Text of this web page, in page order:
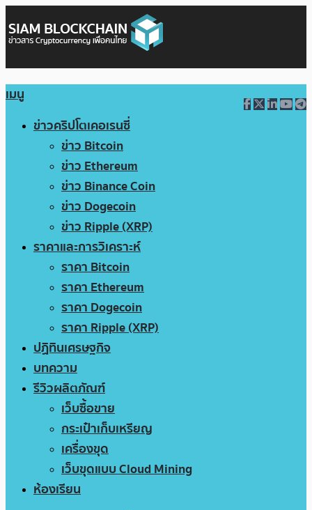
เมนู
ข่าวคริปโตเคอเรนซี่
ข่าว Bitcoin
ข่าว Ethereum
ข่าว Binance Coin
ข่าว Dogecoin
ข่าว Ripple (XRP)
ราคาและการวิเคราะห์
ราคา Bitcoin
ราคา Ethereum
ราคา Dogecoin
ราคา Ripple (XRP)
ปฏิทินเศรษฐกิจ
บทความ
รีวิวผลิตภัณฑ์
เว็บซื้อขาย
กระเป๋าเก็บเหรียญ
เครื่องขุด
เว็บขุดแบบ Cloud Mining
ห้องเรียน